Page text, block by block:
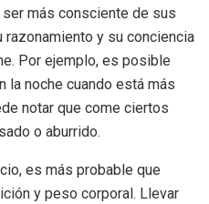
más consciente de sus
y su conciencia
Por ejemplo, es posible
la noche cuando está más
notar que come ciertos
o aburrido.
es más probable que
y peso corporal. Llevar